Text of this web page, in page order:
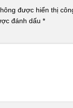
được hiển thị
đánh dấu *